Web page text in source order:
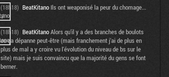
(18h18) BeatKitano Ils ont weaponisé la peur du chomage...
:/
(18h18) BeatKitanoAlors qu'il y a des branches de boulots
ou ça dépanne peut-être (mais franchement j'ai de plus en
plus de mal a y croire vu l'évolution du niveau de bs sur le
site) mais je suis convaincu que la majorité du gens se font
berner.